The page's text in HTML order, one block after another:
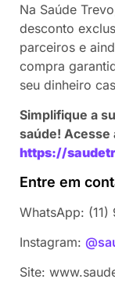
Na Saúde
desconto
parceiros e
compra
seu dinheiro
Simplifique a
saúde! Acesse
https://
Entre em
WhatsApp: (11)
Instagram:
Site: